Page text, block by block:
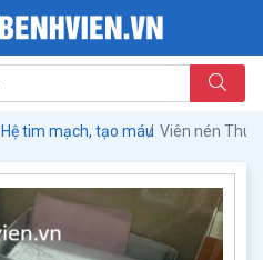
Hệ tim mạch, tạo máu Viên nén